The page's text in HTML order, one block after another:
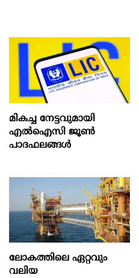
മികച്ച നേട്ടവുമായി
എൽഐസി ജൂൺ
പാദഫലങ്ങൾ
ലോകത്തിലെ ഏറ്റവും
വലിയ